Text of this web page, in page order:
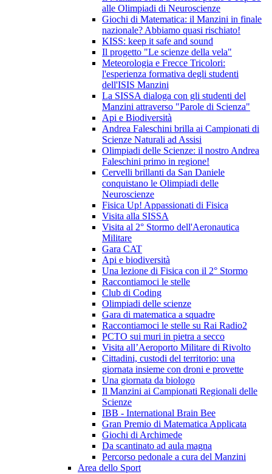
alle Olimpiadi di Neuroscienze
Giochi di Matematica: il Manzini in finale
nazionale? Abbiamo quasi rischiato!
KISS: keep it safe and sound
Il progetto "Le scienze della vela"
Meteorologia e Frecce Tricolori:
l'esperienza formativa degli studenti
dell'ISIS Manzini
La SISSA dialoga con gli studenti del
Manzini attraverso "Parole di Scienza"
Api e Biodiversità
Andrea Faleschini brilla ai Campionati di
Scienze Naturali ad Assisi
Olimpiadi delle Scienze: il nostro Andrea
Faleschini primo in regione!
Cervelli brillanti da San Daniele
conquistano le Olimpiadi delle
Neuroscienze
Fisica Up! Appassionati di Fisica
Visita alla SISSA
Visita al 2° Stormo dell'Aeronautica
Militare
Gara CAT
Api e biodiversità
Una lezione di Fisica con il 2° Stormo
Raccontiamoci le stelle
Club di Coding
Olimpiadi delle scienze
Gara di matematica a squadre
Raccontiamoci le stelle su Rai Radio2
PCTO sui muri in pietra a secco
Visita all’Aeroporto Militare di Rivolto
Cittadini, custodi del territorio: una
giornata insieme con droni e provette
Una giornata da biologo
Il Manzini ai Campionati Regionali delle
Scienze
IBB - International Brain Bee
Gran Premio di Matematica Applicata
Giochi di Archimede
Da scantinato ad aula magna
Percorso pedonale a cura del Manzini
Area dello Sport